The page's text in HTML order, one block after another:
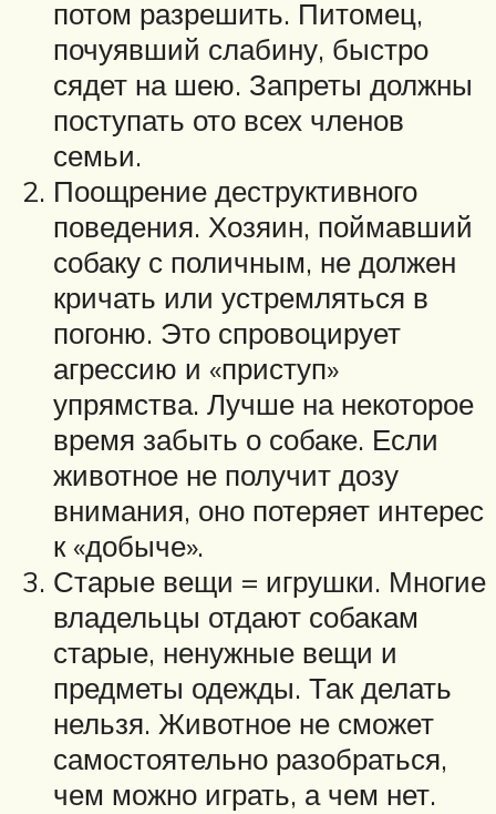
потом разрешить. Питомец,
почуявший слабину, быстро
сядет на шею. Запреты должны
поступать ото всех членов
семьи.
Поощрение деструктивного
поведения. Хозяин, поймавший
собаку с поличным, не должен
кричать или устремляться в
погоню. Это спровоцирует
агрессию и «приступ»
упрямства. Лучше на некоторое
время забыть о собаке. Если
животное не получит дозу
внимания, оно потеряет интерес
к «добыче».
Старые вещи = игрушки. Многие
владельцы отдают собакам
старые, ненужные вещи и
предметы одежды. Так делать
нельзя. Животное не сможет
самостоятельно разобраться,
чем можно играть, а чем нет.